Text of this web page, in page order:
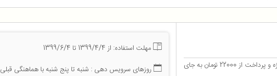
- انجام خدمات براشینگ مو در سالن زیباسرا همراه با 45 % تخفیف ویژه و پرداخت از 22000 تومان به جای
مهلت استفاده: از 1399/4/4 تا 1399/6/4
روزهای سرویس دهی : شنبه تا پنج شنبه با هماهنگی قبلی